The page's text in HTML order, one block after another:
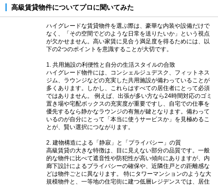
高級賃貸物件についてプロに聞いてみた
ハイグレードな賃貸物件を選ぶ際は、豪華な内装や設備だけで
なく、「その空間でどのような日常を送りたいか」という視点
が欠かせません。高い家賃に見合う満足度を得るためには、以
下の2つのポイントを意識することが大切です。
1. 共用施設の利便性と自分の生活スタイルの合致
ハイグレード物件には、コンシェルジュデスク、フィットネス
ジム、ラウンジなどの充実した共用施設が備わっていることが
多くあります。しかし、これらはすべての居住者にとって必須
ではありません。 例えば、出張が多い方なら24時間対応のゴミ
置き場や宅配ボックスの充実度が重要ですし、自宅での仕事を
優先するなら静かなラウンジの有無が鍵となります。備わって
いるのが自分にとって「本当に使うサービスか」を見極めるこ
とが、賢い選択につながります。
2. 建物構造による「静寂」と「プライバシー」の質
高級賃貸の大きな特徴は、目に見えない部分の品質です。一般
的な物件に比べて遮音性や防犯性が高い傾向にありますが、内
廊下設計によるプライバシーの確保や、近隣住戸との距離感な
どは物件ごとに異なります。 特にタワーマンションのような大
規模物件と、一等地の住宅街に建つ低層レジデンスでは、居住